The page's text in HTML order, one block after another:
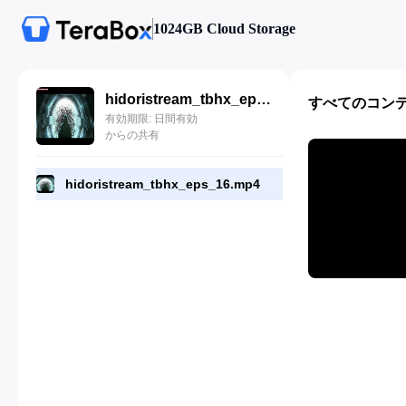
1024GB Cloud Storage
hidoristream_tbhx_eps_16.mp4
有効期限: 日間有効
からの共有
hidoristream_tbhx_eps_16.mp4
すべてのコン